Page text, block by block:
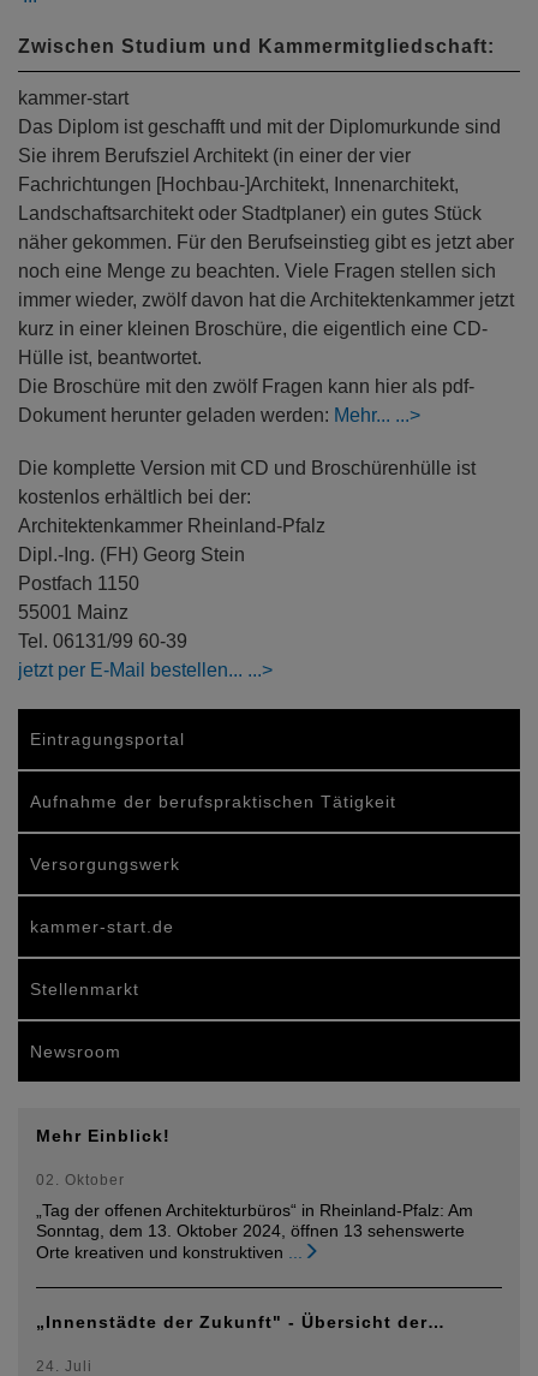
Zwischen Studium und Kammermitgliedschaft:
kammer-start
Das Diplom ist geschafft und mit der Diplomurkunde sind
Sie ihrem Berufsziel Architekt (in einer der vier
Fachrichtungen [Hochbau-]Architekt, Innenarchitekt,
Landschaftsarchitekt oder Stadtplaner) ein gutes Stück
näher gekommen. Für den Berufseinstieg gibt es jetzt aber
noch eine Menge zu beachten. Viele Fragen stellen sich
immer wieder, zwölf davon hat die Architektenkammer jetzt
kurz in einer kleinen Broschüre, die eigentlich eine CD-
Hülle ist, beantwortet.
Die Broschüre mit den zwölf Fragen kann hier als pdf-
Dokument herunter geladen werden: Mehr...
Die komplette Version mit CD und Broschürenhülle ist
kostenlos erhältlich bei der:
Architektenkammer Rheinland-Pfalz
Dipl.-Ing. (FH) Georg Stein
Postfach 1150
55001 Mainz
Tel. 06131/99 60-39
jetzt per E-Mail bestellen...
Eintragungsportal
Aufnahme der berufspraktischen Tätigkeit
Versorgungswerk
kammer-start.de
Stellenmarkt
Newsroom
Mehr Einblick!
02. Oktober
„Tag der offenen Architekturbüros“ in Rheinland-Pfalz: Am
Sonntag, dem 13. Oktober 2024, öffnen 13 sehenswerte
Orte kreativen und konstruktiven
„Innenstädte der Zukunft" - Übersicht der…
24. Juli